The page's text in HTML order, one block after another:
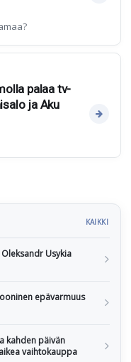
palaa tv-
ja Aku
KAIKKI
Usykia
epävarmuus
kahden päivän
vaihtokauppa